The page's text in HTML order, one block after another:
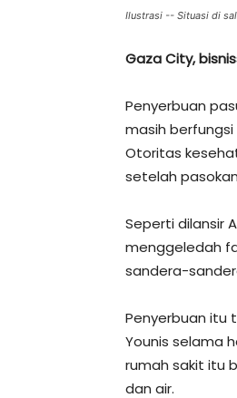
Ilustrasi -- Situasi di
Gaza City,
Penyerbuan
masih
Otoritas
setelah
Seperti dilansir
menggeledah
sandera-
Penyerbuan itu
Younis selama
rumah sakit itu
dan air.